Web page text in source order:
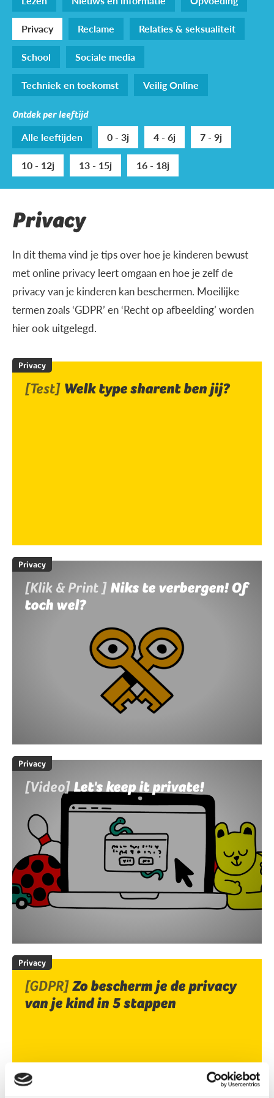
Privacy
Reclame
Relaties & seksualiteit
School
Sociale media
Techniek en toekomst
Veilig Online
Ontdek per leeftijd
Alle leeftijden 0 - 3j 4 - 6j
7 - 9j
10 - 12j
13 - 15j 16 - 18j
Privacy
In dit thema vind je tips over hoe je kinderen bewust
met online privacy leert omgaan en hoe je zelf de
privacy van je kinderen kan beschermen. Moeilijke
termen zoals ‘GDPR’ en ‘Recht op afbeelding’ worden
hier ook uitgelegd.
Privacy
[Test] Welk type sharent ben jij?
Privacy
[Klik & Print ] Niks te verbergen! Of
toch wel?
Privacy
[Video]Let's keep it private!
Privacy
[GDPR]Zo bescherm je de privacy
van je kind in 5 stappen